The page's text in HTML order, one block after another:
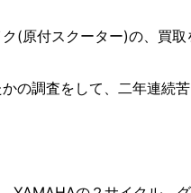
(原付スクーター)の、買
の調査をして、二年連続